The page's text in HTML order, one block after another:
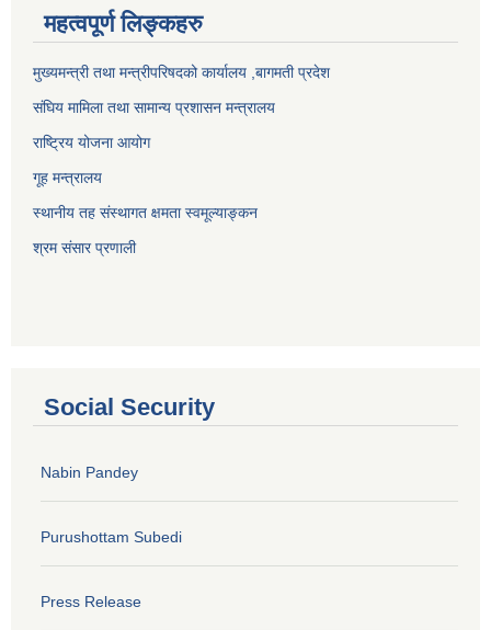
महत्वपूर्ण लिङ्कहरु
मुख्यमन्त्री तथा मन्त्रीपरिषदको कार्यालय ,बागमती प्रदेश
संघिय मामिला तथा सामान्य प्रशासन मन्त्रालय
राष्ट्रिय योजना आयोग
गूह मन्त्रालय
स्थानीय तह संस्थागत क्षमता स्वमूल्याङ्कन
श्रम संसार प्रणाली
Social Security
Nabin Pandey
Purushottam Subedi
Press Release